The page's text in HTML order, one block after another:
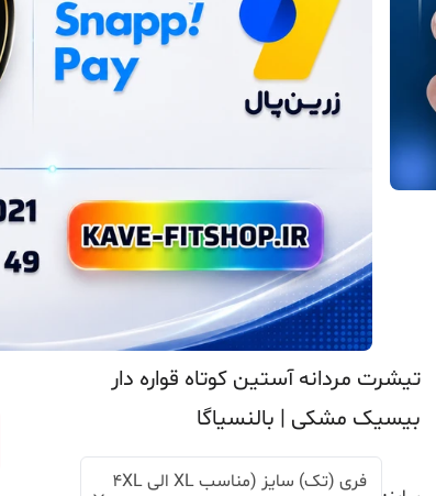
تیشرت مردانه آستین کوتاه قواره دار
بیسیک مشکی | بالنسیاگا
فری (تک) سایز (مناسب XL الی 4XL